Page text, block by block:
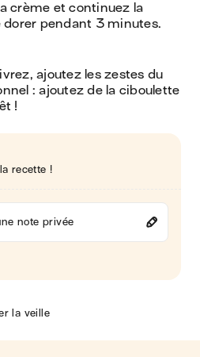
crème et continuez la
dorer pendant 3 minutes.
ajoutez les zestes du
: ajoutez de la ciboulette
!
recette !
note privée
la veille